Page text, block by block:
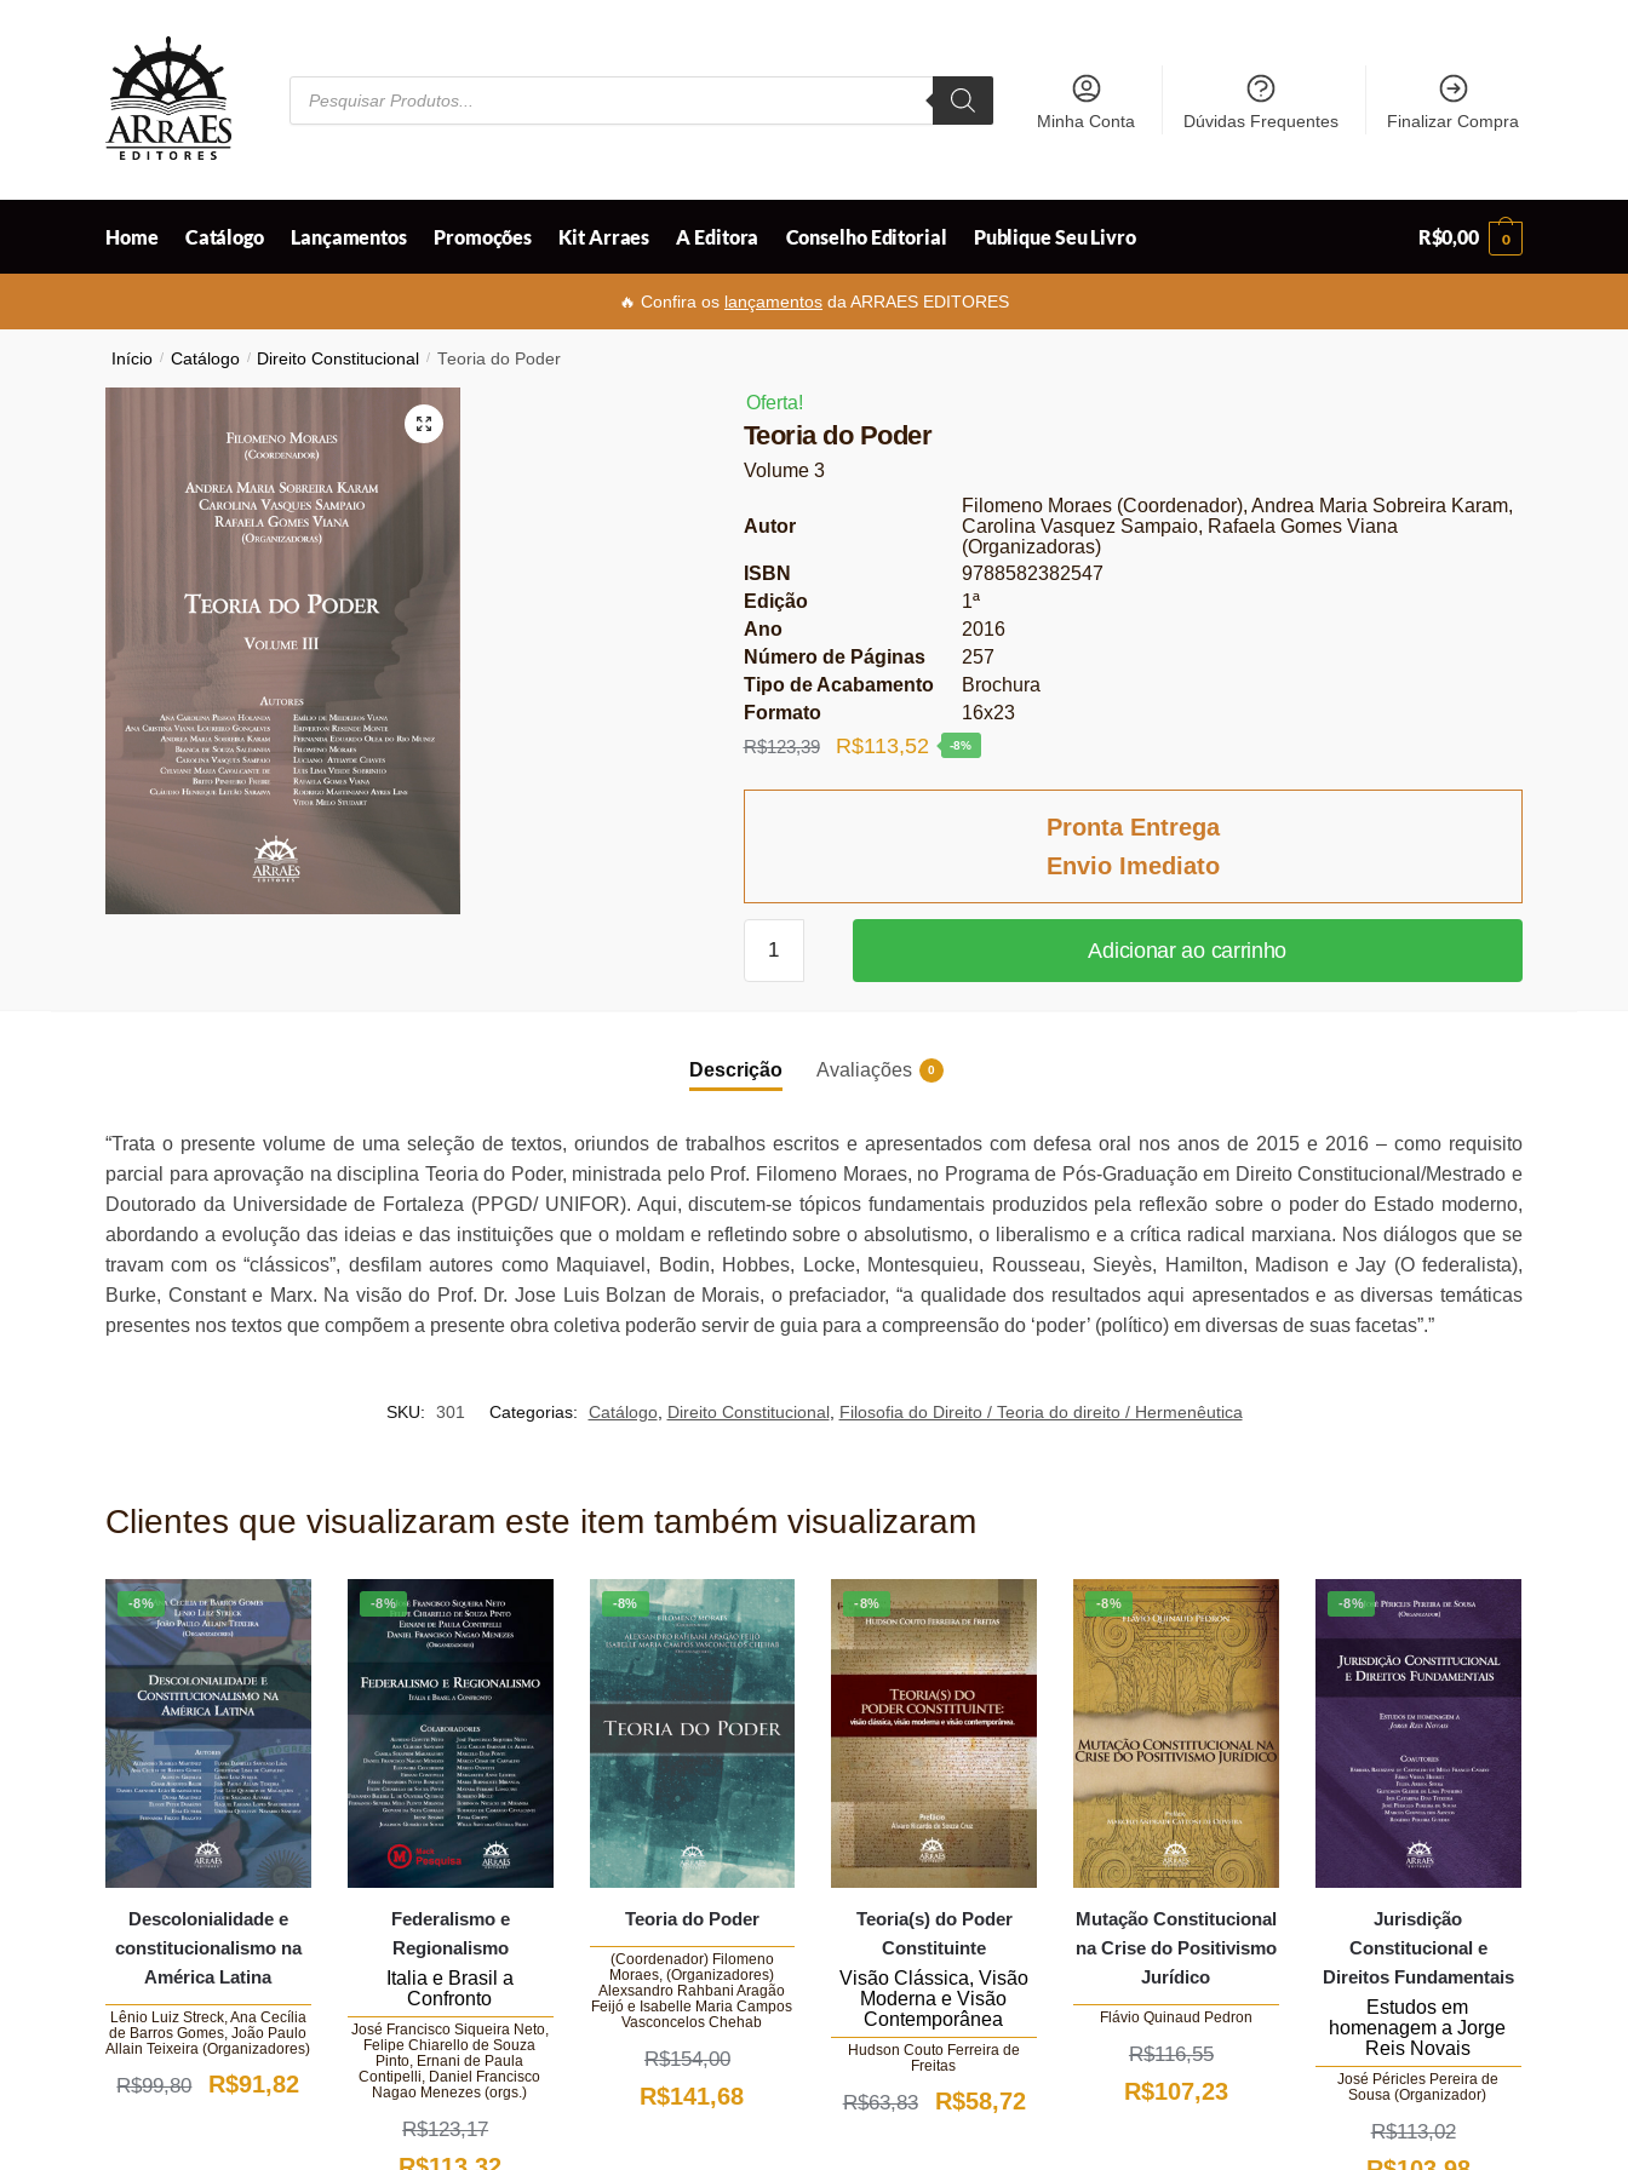
Pesquisar
produtos
Minha Conta Dúvidas Frequentes Finalizar Compra
Home Catálogo Lançamentos Promoções Kit Arraes A Editora Conselho Editorial Publique Seu Livro R$0,00 0
🔥 Confira os lançamentos da ARRAES EDITORES
Início / Catálogo / Direito Constitucional / Teoria do Poder
🔍
Oferta!
Teoria do Poder
Volume 3
Autor
Filomeno Moraes (Coordenador), Andrea Maria Sobreira Karam,
Carolina Vasquez Sampaio, Rafaela Gomes Viana
(Organizadoras)
ISBN
9788582382547
Edição
1ª
Ano
2016
Número de Páginas
257
Tipo de Acabamento
Brochura
Formato
16x23
R$123,39
O
R$113,52O
-8%
Pronta Entrega
Envio Imediato
Adicionar ao carrinho
Descrição Avaliações 0
“Trata o presente volume de uma seleção de textos, oriundos de trabalhos escritos e apresentados com defesa oral nos anos de 2015 e 2016 – como requisito
parcial para aprovação na disciplina Teoria do Poder, ministrada pelo Prof. Filomeno Moraes, no Programa de Pós-Graduação em Direito Constitucional/Mestrado e
Doutorado da Universidade de Fortaleza (PPGD/ UNIFOR). Aqui, discutem-se tópicos fundamentais produzidos pela reflexão sobre o poder do Estado moderno,
abordando a evolução das ideias e das instituições que o moldam e refletindo sobre o absolutismo, o liberalismo e a crítica radical marxiana. Nos diálogos que se
travam com os “clássicos”, desfilam autores como Maquiavel, Bodin, Hobbes, Locke, Montesquieu, Rousseau, Sieyès, Hamilton, Madison e Jay (O federalista),
Burke, Constant e Marx. Na visão do Prof. Dr. Jose Luis Bolzan de Morais, o prefaciador, “a qualidade dos resultados aqui apresentados e as diversas temáticas
presentes nos textos que compõem a presente obra coletiva poderão servir de guia para a compreensão do ‘poder’ (político) em diversas de suas facetas”.”
SKU: 301 Categorias: Catálogo, Direito Constitucional, Filosofia do Direito / Teoria do direito / Hermenêutica
Clientes que visualizaram este item também visualizaram
-8%
Descolonialidade e
constitucionalismo na
América Latina
Lênio Luiz Streck, Ana Cecília
de Barros Gomes, João Paulo
Allain Teixeira (Organizadores)
R$99,80
O
R$91,82
-8%
Federalismo e
Regionalismo
Italia e Brasil a
Confronto
José Francisco Siqueira Neto,
Felipe Chiarello de Souza
Pinto, Ernani de Paula
Contipelli, Daniel Francisco
Nagao Menezes (orgs.)
R$123,17
-8%
Teoria do Poder
(Coordenador) Filomeno
Moraes, (Organizadores)
Alexsandro Rahbani Aragão
Feijó e Isabelle Maria Campos
Vasconcelos Chehab
R$154,00
O
R$141,68O
-8%
Teoria(s) do Poder
Constituinte
Visão Clássica, Visão
Moderna e Visão
Contemporânea
Hudson Couto Ferreira de
Freitas
R$63,83
O
R$58,72O
-8%
Mutação Constitucional
na Crise do Positivismo
Jurídico
Flávio Quinaud Pedron
R$116,55
O
R$107,23O
-8%
Jurisdição
Constitucional e
Direitos Fundamentais
Estudos em
homenagem a Jorge
Reis Novais
José Péricles Pereira de
Sousa (Organizador)
R$113,02